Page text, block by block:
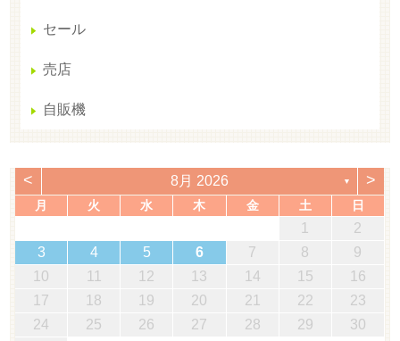
セール
売店
自販機
< 8月 2026 ▼ >
月 火 水 木 金 土 日
1
2
3
4 5 6 7 8
9
10
11 12 13 14 15
16
17
18 19 20 21 22
23
24
25 26 27 28 29
30